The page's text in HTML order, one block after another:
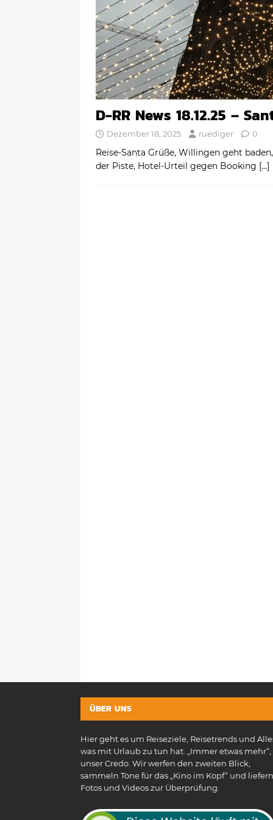
D-RR News 18.12.25 –
Dezember 18, 2025 ruediger 0
Reise-Santa Grüße, Willingen geht
der Piste, Hotel-Urteil gegen Booking […]
ÜBER UNS
Hier geht es um Reiseziele, Reisetrends und
was mit Urlaub zu tun hat. „Immer etwas mehr“,
unser Credo. Wir werfen den zweiten Blick,
sammeln Töne für das „Kino im Kopf“ und liefern
Fotos und Videos zur Überprüfung.